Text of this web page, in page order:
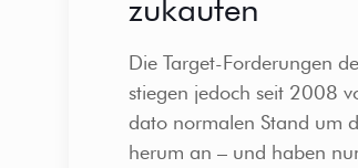
zukaufen
Die Target-Forderungen
stiegen jedoch seit 2008
dato normalen Stand um
herum an – und haben